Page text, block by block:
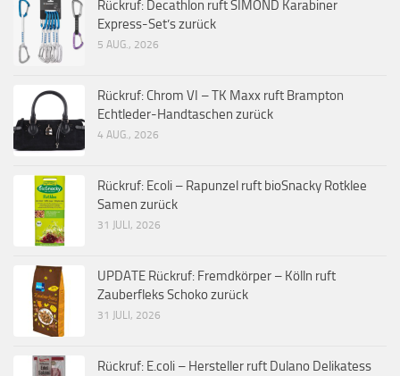
Rückruf: Decathlon ruft SIMOND Karabiner
Express-Set’s zurück
5 AUG., 2026
Rückruf: Chrom VI – TK Maxx ruft Brampton
Echtleder-Handtaschen zurück
4 AUG., 2026
Rückruf: Ecoli – Rapunzel ruft bioSnacky Rotklee
Samen zurück
31 JULI, 2026
UPDATE Rückruf: Fremdkörper – Kölln ruft
Zauberfleks Schoko zurück
31 JULI, 2026
Rückruf: E.coli – Hersteller ruft Dulano Delikatess